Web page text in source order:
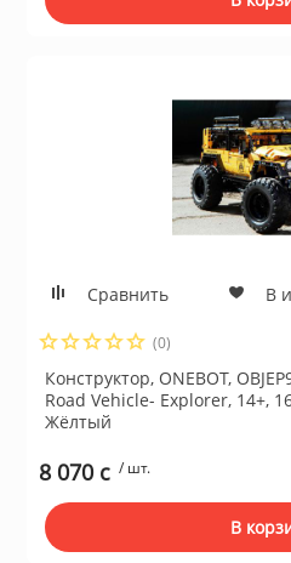
Сравнить В
(0)
Конструктор, ONEBOT,
Road Vehicle- Explorer, 14+,
Жёлтый
8 070 c / шт.
В